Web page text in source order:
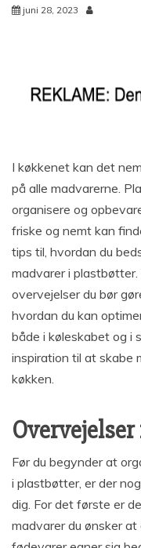
juni 28, 2023
I køkkenet kan det
på alle madvarerne.
organisere og
friske og nemt kan
tips til, hvordan du
madvarer i plastbøtter.
overvejelser du bør
hvordan du kan
både i køleskabet og i
inspiration til at skabe
køkken.
Før du begynder at
i plastbøtter, er der
dig. For det første er
madvarer du ønsker